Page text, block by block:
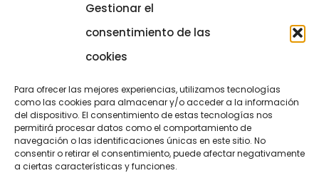
Gestionar el
consentimiento de las
cookies
Para ofrecer las mejores experiencias, utilizamos tecnologías
como las cookies para almacenar y/o acceder a la información
del dispositivo. El consentimiento de estas tecnologías nos
permitirá procesar datos como el comportamiento de
navegación o las identificaciones únicas en este sitio. No
consentir o retirar el consentimiento, puede afectar negativamente
a ciertas características y funciones.
973 700 800
25196 Lleida
comunicacio@actel.es
CONOCE NOVACOOP